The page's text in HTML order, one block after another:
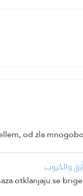
od zla
والكروب.
otklanjaju se